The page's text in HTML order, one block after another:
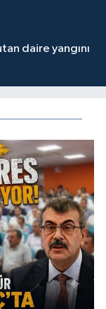
daire yangını